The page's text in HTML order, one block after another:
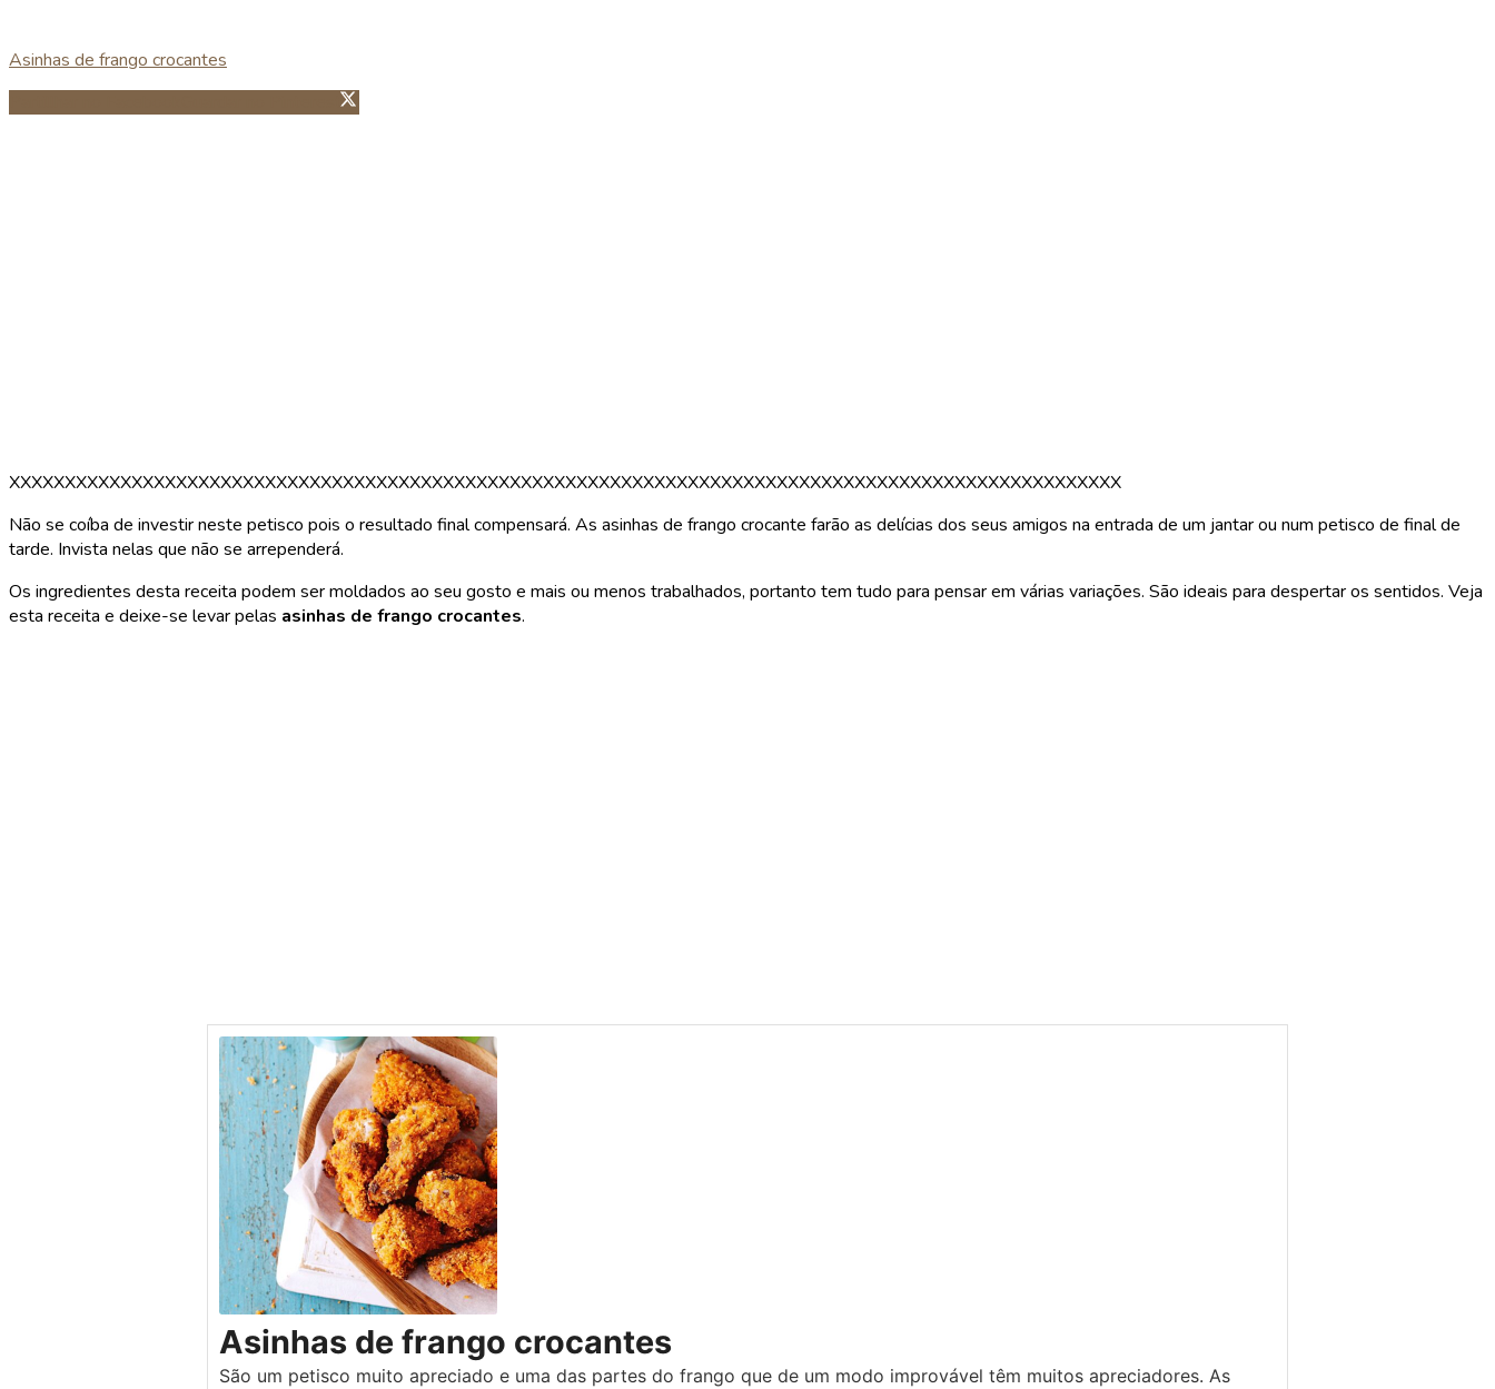
Asinhas de frango crocantes
Guardar no Pinterest
XXXXXXXXXXXXXXXXXXXXXXXXXXXXXXXXXXXXXXXXXXXXXXXXXXXXXXXXXXXXXXXXXXXXXXXXXXXXXXXXXXXXXXXXXXXXXXXXXXXX
Não se coíba de investir neste petisco pois o resultado final compensará. As asinhas de frango crocante farão as delícias dos seus amigos na entrada de um jantar ou num petisco de final de
tarde. Invista nelas que não se arrependerá.
Os ingredientes desta receita podem ser moldados ao seu gosto e mais ou menos trabalhados, portanto tem tudo para pensar em várias variações. São ideais para despertar os sentidos. Veja
esta receita e deixe-se levar pelas asinhas de frango crocantes.
Asinhas de frango crocantes
São um petisco muito apreciado e uma das partes do frango que de um modo improvável têm muitos apreciadores. As